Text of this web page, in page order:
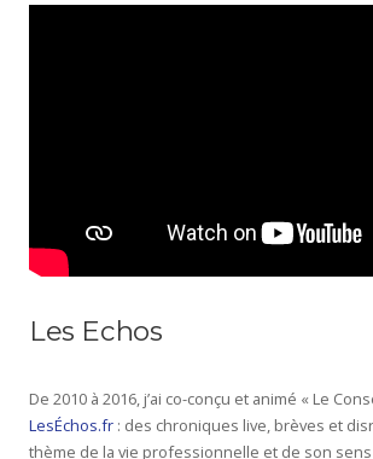
Les Echos
De 2010 à 2016, j’ai co-conçu et animé « Le
LesÉchos.fr : des chroniques live, brèves et
thème de la vie professionnelle et de son sens